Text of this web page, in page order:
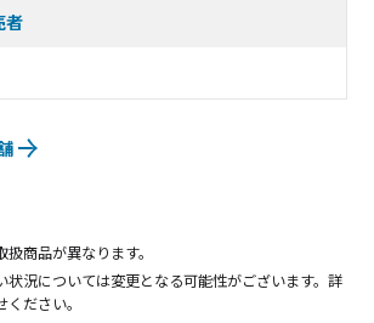
者
商品が異なります。
状況については変更となる可能性がございます。詳
ださい。